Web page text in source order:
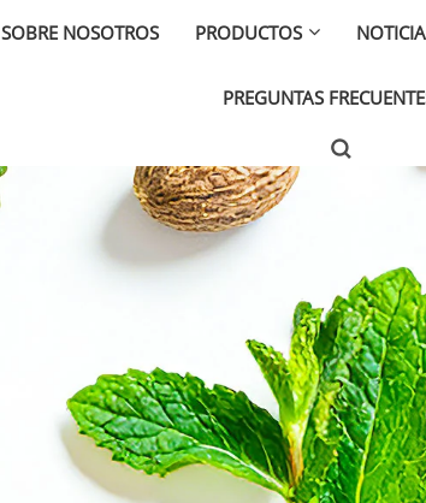
SOBRE NOSOTROS PRODUCTOS
PREGUNTAS